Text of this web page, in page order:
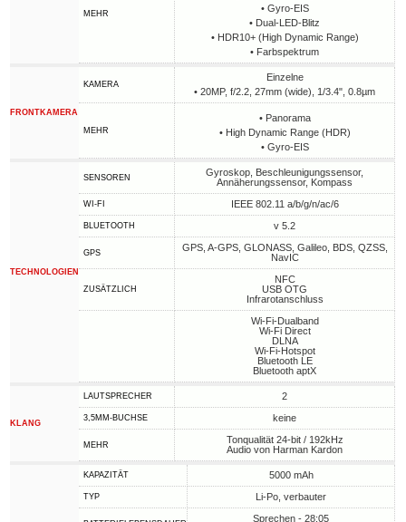
MEHR
• Gyro-EIS
• Dual-LED-Blitz
• HDR10+ (High Dynamic Range)
• Farbspektrum
FRONTKAMERA
KAMERA
Einzelne
• 20MP, f/2.2, 27mm (wide), 1/3.4", 0.8µm
MEHR
• Panorama
• High Dynamic Range (HDR)
• Gyro-EIS
TECHNOLOGIEN
SENSOREN
Gyroskop, Beschleunigungssensor,
Annäherungssensor, Kompass
WI-FI IEEE 802.11 a/b/g/n/ac/6
BLUETOOTH v 5.2
GPS
GPS, A-GPS, GLONASS, Galileo, BDS, QZSS,
NavIC
ZUSÄTZLICH
NFC
USB OTG
Infrarotanschluss
Wi-Fi-Dualband
Wi-Fi Direct
DLNA
Wi-Fi-Hotspot
Bluetooth LE
Bluetooth aptX
KLANG
LAUTSPRECHER 2
3,5MM-BUCHSE keine
MEHR
Tonqualität 24-bit / 192kHz
Audio von Harman Kardon
KAPAZITÄT 5000 mAh
TYP Li-Po, verbauter
Sprechen - 28:05